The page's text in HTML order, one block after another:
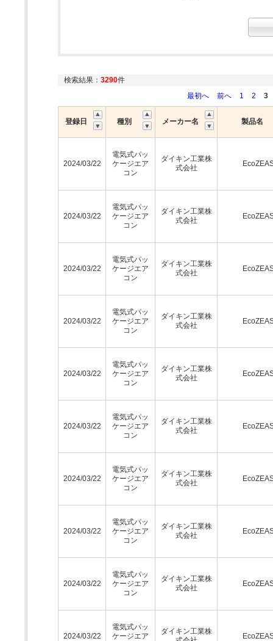
検索結果： 3290件
最初へ
前へ 1 2 3
登録日 種別 メーカー名 製品名
2024/03/22
電気式パッ
ケージエア
コン
ダイキン工業株
式会社
2024/03/22
電気式パッ
ケージエア
コン
ダイキン工業株
式会社
2024/03/22
電気式パッ
ケージエア
コン
ダイキン工業株
式会社
2024/03/22
電気式パッ
ケージエア
コン
ダイキン工業株
式会社
2024/03/22
電気式パッ
ケージエア
コン
ダイキン工業株
式会社
2024/03/22
電気式パッ
ケージエア
コン
ダイキン工業株
式会社
2024/03/22
電気式パッ
ケージエア
コン
ダイキン工業株
式会社
2024/03/22
電気式パッ
ケージエア
コン
ダイキン工業株
式会社
2024/03/22
電気式パッ
ケージエア
コン
ダイキン工業株
式会社
2024/03/22
電気式パッ
ケージエア
ダイキン工業株